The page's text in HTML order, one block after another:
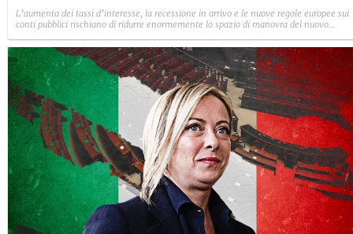
L’aumento dei tassi d’interesse, la recessione in arrivo e le nuove regole europee sui
conti pubblici rischiano di ridurre enormemente lo spazio di manovra del nuovo